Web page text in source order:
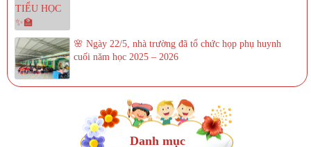
🌸 Ngày 22/5, nhà trường đã tổ chức họp phụ huynh
cuối năm học 2025 – 2026
Danh mục